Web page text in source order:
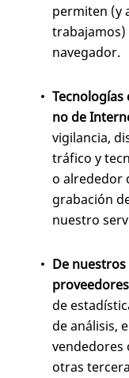
permiten (y
trabajamos)
navegador.
no de
vigilancia,
tráfico y
o alrededor
grabación
nuestro
De
de
de análisis,
vendedores
otras